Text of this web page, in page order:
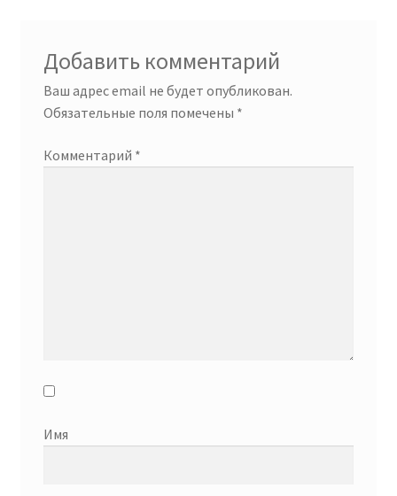
Добавить комментарий
Ваш адрес email не будет опубликован.
Обязательные поля помечены *
Комментарий *
Имя